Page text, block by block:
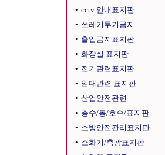
• cctv 안내표지판
• 쓰레기투기금지
• 출입금지표지판
• 화장실 표지판
• 전기관련표지판
• 임대관련 표지판
• 산업안전관련
• 층수/동/호수/표지판
• 소방안전관리표지판
• 소화기/측광표지판